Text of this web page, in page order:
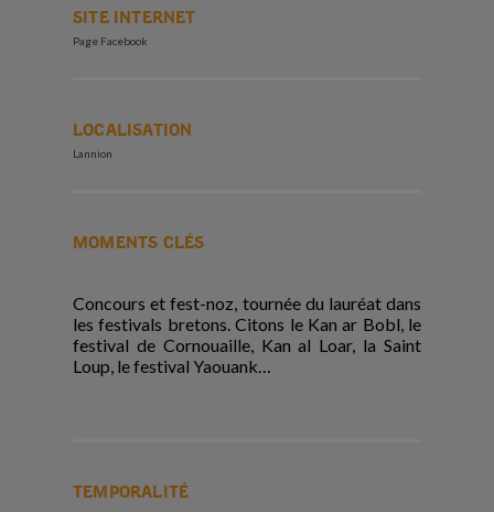
SITE INTERNET
Page Facebook
LOCALISATION
Lannion
MOMENTS CLÉS
Concours et fest-noz, tournée du lauréat dans
les festivals bretons. Citons le Kan ar Bobl, le
festival de Cornouaille, Kan al Loar, la Saint
Loup, le festival Yaouank…
TEMPORALITÉ